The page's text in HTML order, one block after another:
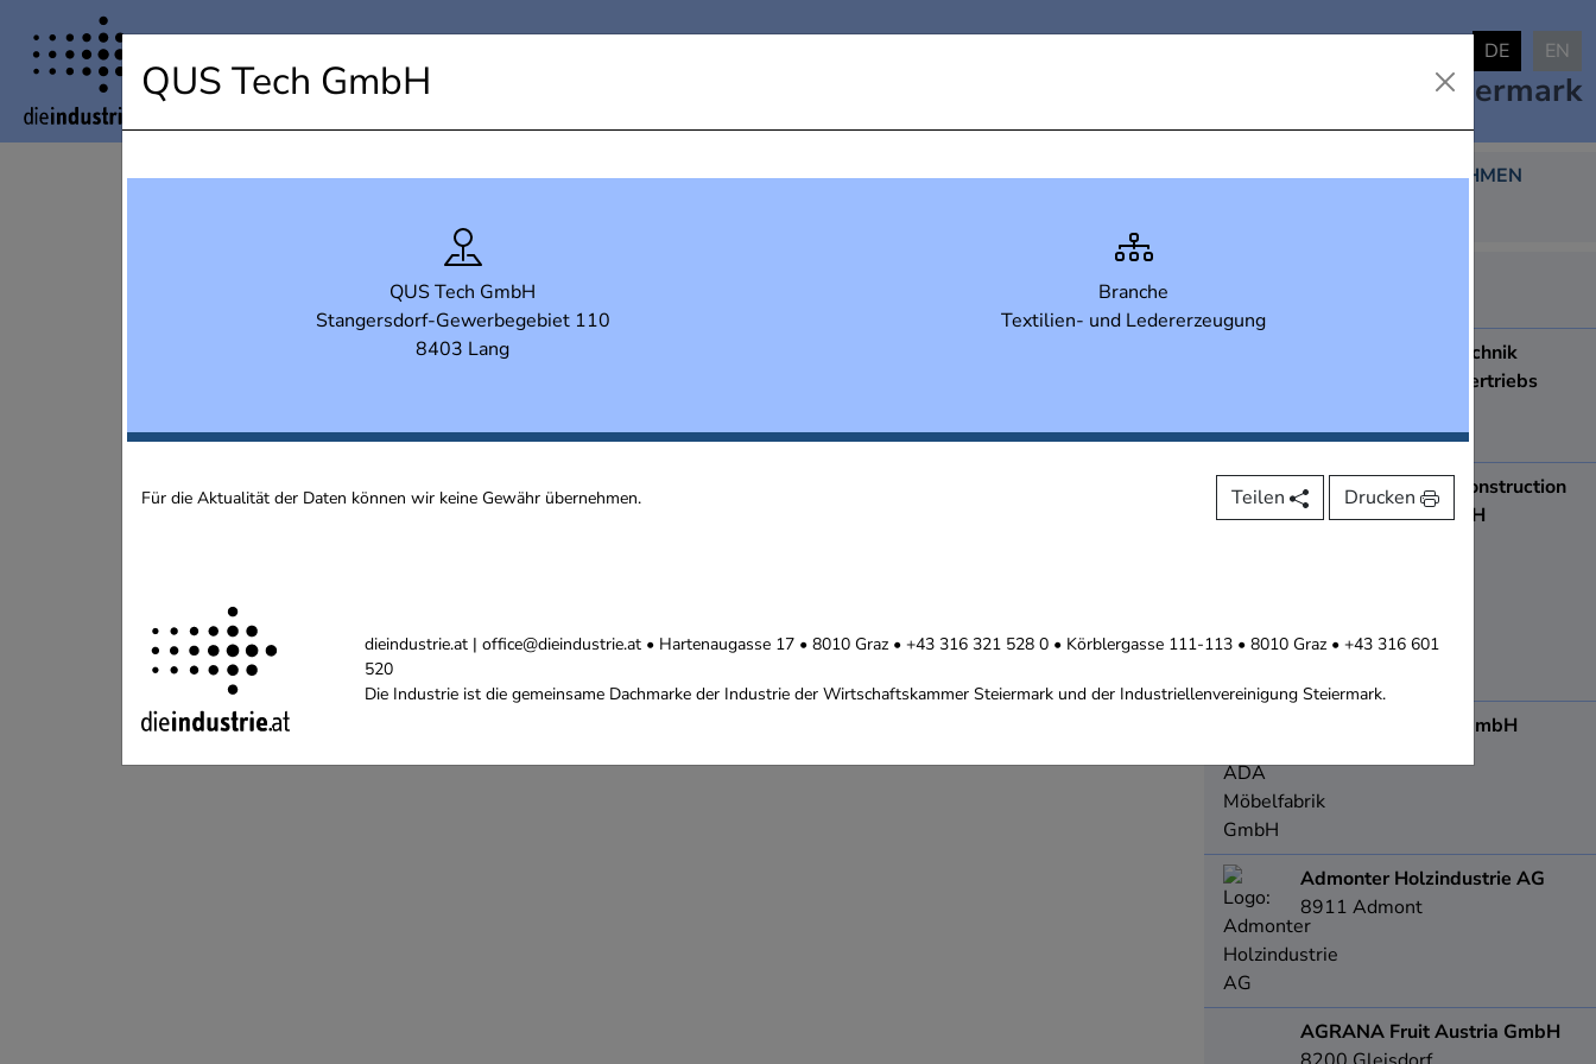
Industrielandkarte Steiermark
DE EN
Steiermark
DARGESTELLTE UNTERNEHMEN
ACCDUR Fenstertechnik
Produktions- und Vertriebs
8410Wildon
ace Apparatebau construction
& engineering GmbH
ADA Möbelfabrik GmbH
Admonter Holzindustrie AG
8911 Admont
AGRANA Fruit Austria GmbH
QUS Tech GmbH
QUS Tech GmbH
Stangersdorf-Gewerbegebiet 110
8403 Lang
Branche
Textilien- und Ledererzeugung
Für die Aktualität der Daten können wir keine Gewähr übernehmen. Teilen Drucken
dieindustrie.at | office@dieindustrie.at • Hartenaugasse 17 • 8010 Graz • +43 316 321 528 0 • Körblergasse 111-113 • 8010 Graz • +43 316 601
520
Die Industrie ist die gemeinsame Dachmarke der Industrie der Wirtschaftskammer Steiermark und der Industriellenvereinigung Steiermark.